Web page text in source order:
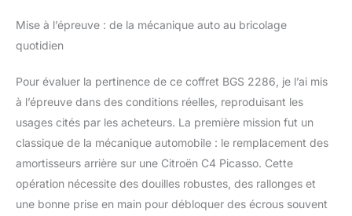
Mise à l’épreuve : de la mécanique auto au bricolage
quotidien
Pour évaluer la pertinence de ce coffret BGS 2286, je l’ai mis
à l’épreuve dans des conditions réelles, reproduisant les
usages cités par les acheteurs. La première mission fut un
classique de la mécanique automobile : le remplacement des
amortisseurs arrière sur une Citroën C4 Picasso. Cette
opération nécessite des douilles robustes, des rallonges et
une bonne prise en main pour débloquer des écrous souvent